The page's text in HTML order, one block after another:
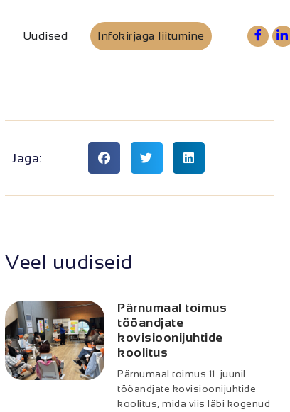
Uudised Infokirjaga liitumine
Jaga:
Veel uudiseid
Pärnumaal toimus
tööandjate
kovisioonijuhtide
koolitus
Pärnumaal toimus 11. juunil
tööandjate kovisioonijuhtide
koolitus, mida viis läbi kogenud